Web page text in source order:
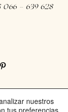
066 - 639 628
nuestros
tus preferencias